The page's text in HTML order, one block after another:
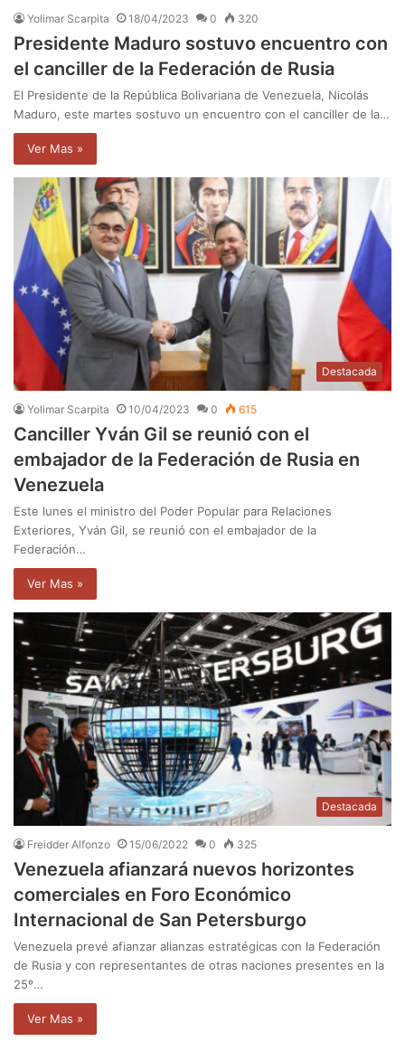
Yolimar Scarpita 18/04/2023 0 320
Presidente Maduro sostuvo encuentro con
el canciller de la Federación de Rusia
El Presidente de la República Bolivariana de Venezuela, Nicolás
Maduro, este martes sostuvo un encuentro con el canciller de la…
Ver Mas »
Destacada
Yolimar Scarpita 10/04/2023 0 615
Canciller Yván Gil se reunió con el
embajador de la Federación de Rusia en
Venezuela
Este lunes el ministro del Poder Popular para Relaciones
Exteriores, Yván Gil, se reunió con el embajador de la
Federación…
Ver Mas »
Destacada
Freidder Alfonzo 15/06/2022 0 325
Venezuela afianzará nuevos horizontes
comerciales en Foro Económico
Internacional de San Petersburgo
Venezuela prevé afianzar alianzas estratégicas con la Federación
de Rusia y con representantes de otras naciones presentes en la
25º…
Ver Mas »